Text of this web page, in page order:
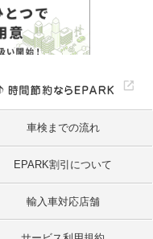
車検までの流れ
EPARK割引について
輸入車対応店舗